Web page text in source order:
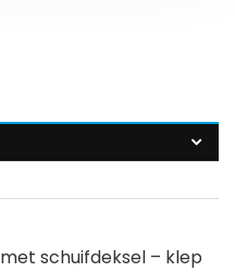
schuifdeksel – klep